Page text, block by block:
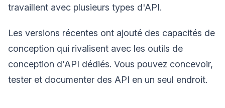
travaillent avec plusieurs types d'API.
Les versions récentes ont ajouté des capacités de
conception qui rivalisent avec les outils de
conception d'API dédiés. Vous pouvez concevoir,
tester et documenter des API en un seul endroit.